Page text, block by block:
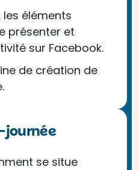
éléments
présenter et
sur Facebook.
de création de
journée
se situe